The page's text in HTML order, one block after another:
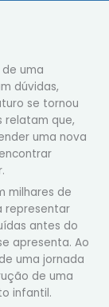
uma
dúvidas,
se tornou
relatam que,
uma nova
milhares de
representar
antes do
apresenta. Ao
uma jornada
de uma
infantil.